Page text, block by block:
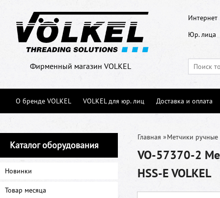
Фирменный магазин VOLKEL
Интернет
Юр. лица
О бренде VOLKEL VOLKEL для юр. лиц Доставка и оплата
Каталог оборудования
Новинки
Товар месяца
Главная »Метчики ручные
VO-57370-2
HSS-E VOLKEL